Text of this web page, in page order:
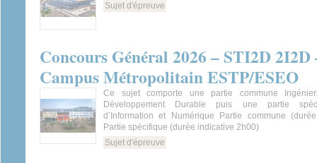
Sujet d'épreuve
Concours Général 2026 – STI2D
Campus Métropolitain ESTP/ESEO
Ce sujet comporte une partie commune
Développement Durable puis une partie
d’Information et Numérique Partie commune
Partie spécifique (durée indicative 2h00)
Sujet d'épreuve